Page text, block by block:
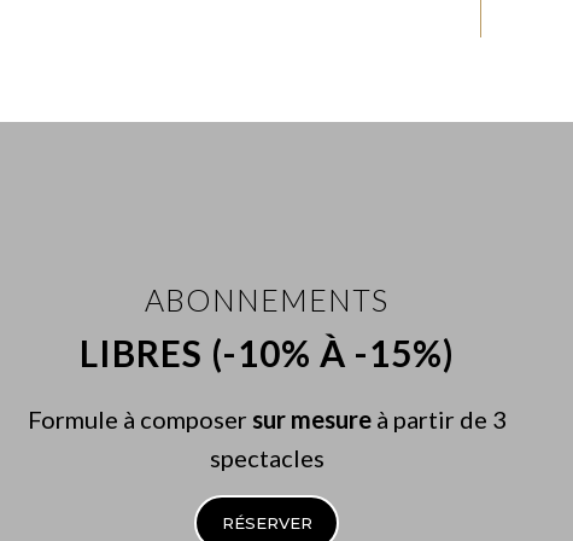
ABONNEMENTS
LIBRES (-10% À -15%)
Formule à composer sur mesureà partir de 3
spectacles
RÉSERVER